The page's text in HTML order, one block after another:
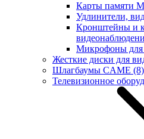
Карты памяти
Удлинители,
Кронштейны и
Микрофоны для
Жесткие диски для
Шлагбаумы CAME (8)
Телевизионное